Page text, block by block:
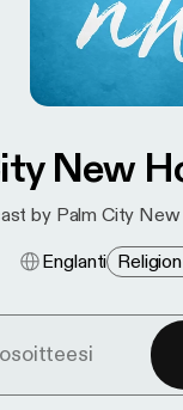
New
by Palm City
Englanti